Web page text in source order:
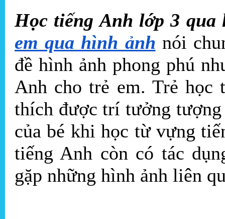
Học tiếng Anh lớp 3 qua
em qua hình ảnh nói
đề hình ảnh phong phú
Anh cho trẻ em. Trẻ học
thích được trí tưởng tượng
của bé khi học từ vựng
tiếng Anh còn có tác
gặp những hình ảnh liên